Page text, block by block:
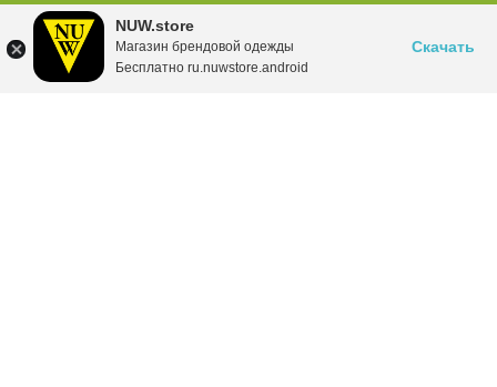
NUW.store
Магазин брендовой одежды
Бесплатно ru.nuwstore.android
Скачать